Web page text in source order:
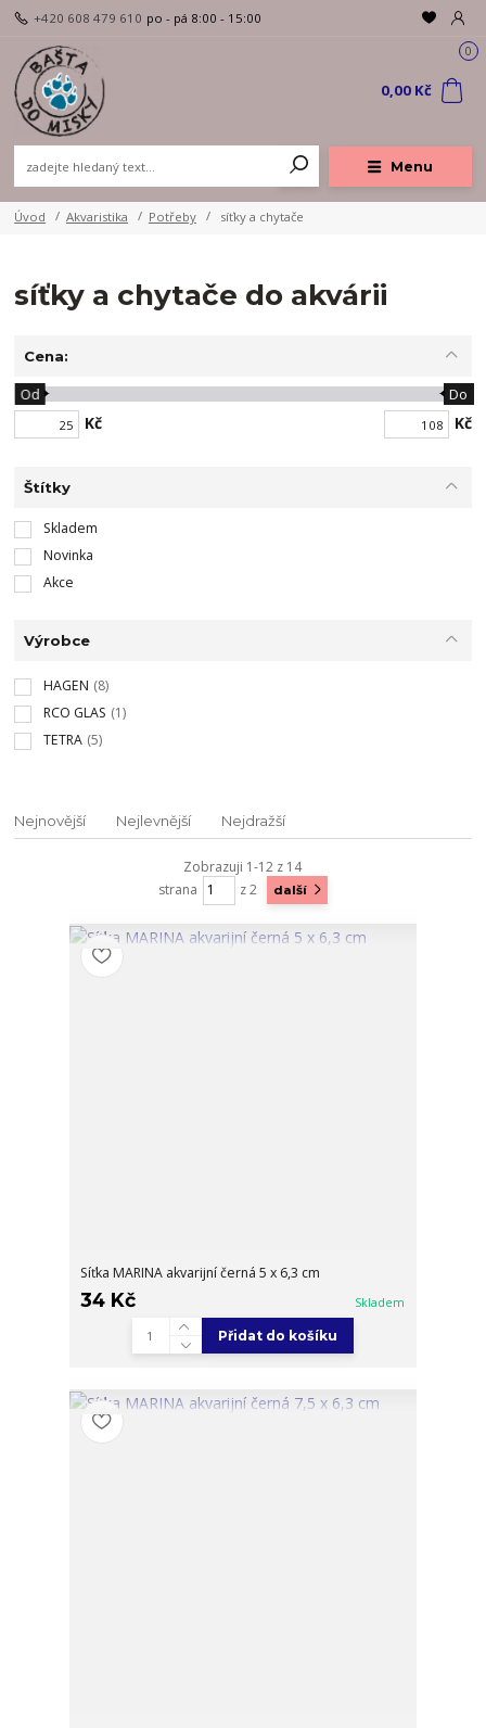
Menu
+420 608 479 610 po - pá 8:00 - 15:00
0
0,00 Kč
Úvod Akvaristika Potřeby síťky a chytače
síťky a chytače do akvárii
Cena:
Kč
Od Do
Kč
Štítky
Skladem
Novinka
Akce
Výrobce
HAGEN (8)
RCO GLAS (1)
TETRA (5)
Nejnovější Nejlevnější Nejdražší
Zobrazuji 1-12 z 14
strana
z 2 další
Síťka MARINA akvarijní černá 5 x 6,3 cm
34 Kč Skladem
Přidat do košíku